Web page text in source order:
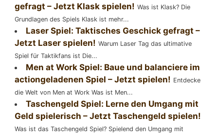
gefragt – Jetzt Klask spielen! Was ist Klask? Die
Grundlagen des Spiels Klask ist mehr...
Laser Spiel: Taktisches Geschick gefragt –
Jetzt Laser spielen! Warum Laser Tag das ultimative
Spiel für Taktikfans ist Die...
Men at Work Spiel: Baue und balanciere im
actiongeladenen Spiel – Jetzt spielen! Entdecke
die Welt von Men at Work Was ist Men...
Taschengeld Spiel: Lerne den Umgang mit
Geld spielerisch – Jetzt Taschengeld spielen!
Was ist das Taschengeld Spiel? Spielend den Umgang mit